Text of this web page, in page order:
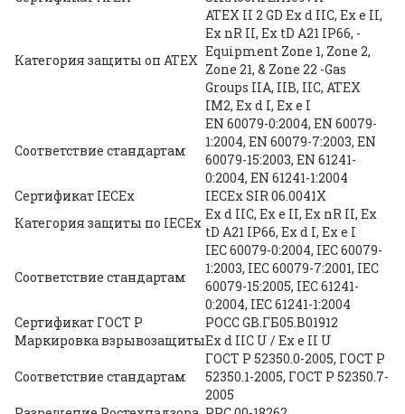
Категория защиты оп ATEX
ATEX II 2 GD Ex d IIC, Ex e II,
Ex nR II, Ex tD A21 IP66, -
Equipment Zone 1, Zone 2,
Zone 21, & Zone 22 -Gas
Groups IIA, IIB, IIC, ATEX
IM2, Ex d I, Ex e I
Соответствие стандартам
EN 60079-0:2004, EN 60079-
1:2004, EN 60079-7:2003, EN
60079-15:2003, EN 61241-
0:2004, EN 61241-1:2004
Сертификат IECEx
IECEx SIR 06.0041X
Категория защиты по IECEx
Ex d IIC, Ex e II, Ex nR II, Ex
tD A21 IP66, Ex d I, Ex e I
Соответствие стандартам
IEC 60079-0:2004, IEC 60079-
1:2003, IEC 60079-7:2001, IEC
60079-15:2005, IEC 61241-
0:2004, IEC 61241-1:2004
Сертификат ГОСТ Р
POCC GB.ГБ05.B01912
Маркировка взрывозащитыEx d IIC U / Ex e II U
Соответствие стандартам
ГОСТ P 52350.0-2005, ГОСТ P
52350.1-2005, ГОСТ P 52350.7-
2005